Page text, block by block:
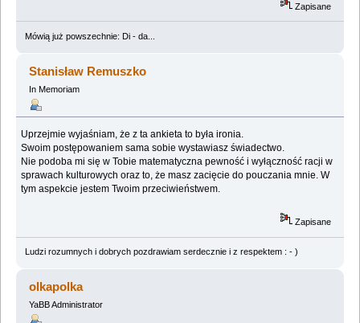
Zapisane
Mówią już powszechnie: Di - da...
Stanisław Remuszko
In Memoriam
Uprzejmie wyjaśniam, że z ta ankieta to była ironia.
Swoim postępowaniem sama sobie wystawiasz świadectwo.
Nie podoba mi się w Tobie matematyczna pewność i wyłączność racji w
sprawach kulturowych oraz to, że masz zacięcie do pouczania mnie. W
tym aspekcie jestem Twoim przeciwieństwem.
Zapisane
Ludzi rozumnych i dobrych pozdrawiam serdecznie i z respektem : - )
olkapolka
YaBB Administrator